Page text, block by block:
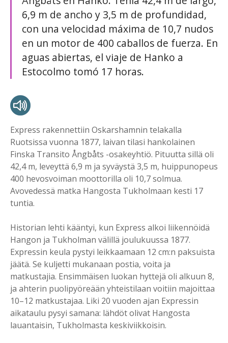
6,9 m de ancho y 3,5 m de profundidad,
con una velocidad máxima de 10,7 nudos
en un motor de 400 caballos de fuerza. En
aguas abiertas, el viaje de Hanko a
Estocolmo tomó 17 horas.
Express rakennettiin Oskarshamnin telakalla
Ruotsissa vuonna 1877, laivan tilasi hankolainen
Finska Transito Ångbåts -osakeyhtiö. Pituutta sillä oli
42,4 m, leveyttä 6,9 m ja syväystä 3,5 m, huippunopeus
400 hevosvoiman moottorilla oli 10,7 solmua.
Avovedessä matka Hangosta Tukholmaan kesti 17
tuntia.
Historian lehti kääntyi, kun Express alkoi liikennöidä
Hangon ja Tukholman välillä joulukuussa 1877.
Expressin keula pystyi leikkaamaan 12 cm:n paksuista
jäätä. Se kuljetti mukanaan postia, voita ja
matkustajia. Ensimmäisen luokan hyttejä oli alkuun 8,
ja ahterin puolipyöreään yhteistilaan voitiin majoittaa
10–12 matkustajaa. Liki 20 vuoden ajan Expressin
aikataulu pysyi samana: lähdöt olivat Hangosta
lauantaisin, Tukholmasta keskiviikkoisin.